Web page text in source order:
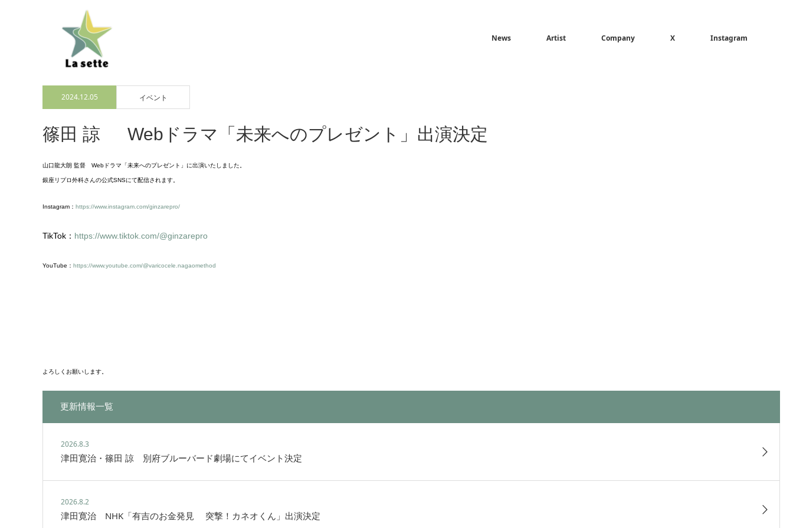
News Artist Company X Instagram
2024.12.05 イベント
篠田 諒 Webドラマ「未来へのプレゼント」出演決定
山口龍大朗 監督 Webドラマ「未来へのプレゼント」に出演いたしました。
銀座リプロ外科さんの公式SNSにて配信されます。
Instagram： https://www.instagram.com/ginzarepro/
TikTok： https://www.tiktok.com/@ginzarepro
YouTube： https://www.youtube.com/@varicocele.nagaomethod
よろしくお願いします。
更新情報一覧
2026.8.3
津田寛治・篠田 諒 別府ブルーバード劇場にてイベント決定
2026.8.2
津田寛治 NHK「有吉のお金発見 突撃！カネオくん」出演決定